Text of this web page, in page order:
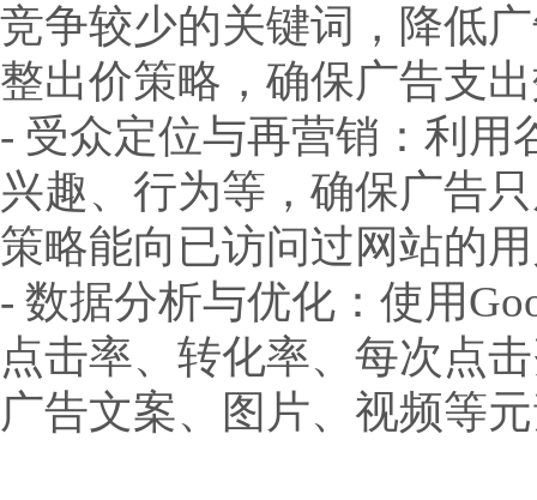
竞争较少的关键词，降低
整出价策略，确保广告支
- 受众定位与再营销：利用
兴趣、行为等，确保广告
策略能向已访问过网站的
- 数据分析与优化：使用
点击率、转化率、每次点
广告文案、图片、视频等